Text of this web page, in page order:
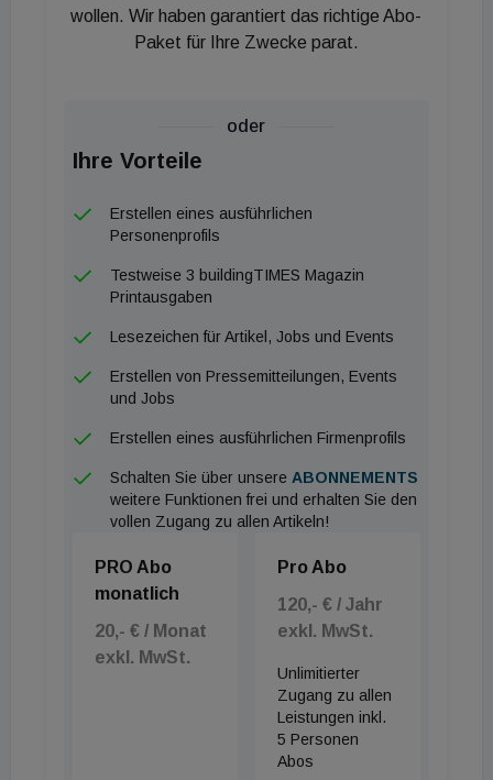
wollen. Wir haben garantiert das richtige Abo-
Paket für Ihre Zwecke parat.
oder
Ihre Vorteile
Erstellen eines ausführlichen
Personenprofils
Testweise 3 buildingTIMES Magazin
Printausgaben
Lesezeichen für Artikel, Jobs und Events
Erstellen von Pressemitteilungen, Events
und Jobs
Erstellen eines ausführlichen Firmenprofils
Schalten Sie über unsere ABONNEMENTS
weitere Funktionen frei und erhalten Sie den
vollen Zugang zu allen Artikeln!
PRO Abo
monatlich
20,- € / Monat
exkl. MwSt.
Pro Abo
120,- € / Jahr
exkl. MwSt.
Unlimitierter
Zugang zu allen
Leistungen inkl.
5 Personen
Abos